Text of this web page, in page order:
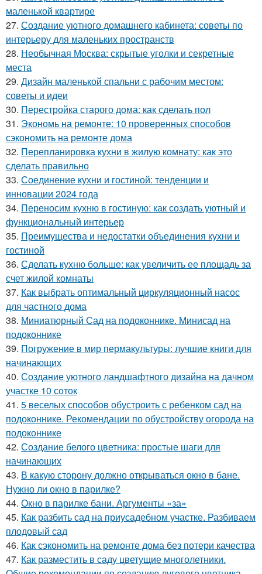
маленькой квартире
27. Создание уютного домашнего кабинета: советы по
интерьеру для маленьких пространств
28. Необычная Москва: скрытые уголки и секретные
места
29. Дизайн маленькой спальни с рабочим местом:
советы и идеи
30. Перестройка старого дома: как сделать пол
31. Экономь на ремонте: 10 проверенных способов
сэкономить на ремонте дома
32. Перепланировка кухни в жилую комнату: как это
сделать правильно
33. Соединение кухни и гостиной: тенденции и
инновации 2024 года
34. Переносим кухню в гостиную: как создать уютный и
функциональный интерьер
35. Преимущества и недостатки объединения кухни и
гостиной
36. Сделать кухню больше: как увеличить ее площадь за
счет жилой комнаты
37. Как выбрать оптимальный циркуляционный насос
для частного дома
38. Миниатюрный Сад на подоконнике. Минисад на
подоконнике
39. Погружение в мир пермакультуры: лучшие книги для
начинающих
40. Создание уютного ландшафтного дизайна на дачном
участке 10 соток
41. 5 веселых способов обустроить с ребенком сад на
подоконнике. Рекомендации по обустройству огорода на
подоконнике
42. Создание белого цветника: простые шаги для
начинающих
43. В какую сторону должно открываться окно в бане.
Нужно ли окно в парилке?
44. Окно в парилке бани. Аргументы «за»
45. Как разбить сад на приусадебном участке. Разбиваем
плодовый сад
46. Как сэкономить на ремонте дома без потери качества
47. Как разместить в саду цветущие многолетники.